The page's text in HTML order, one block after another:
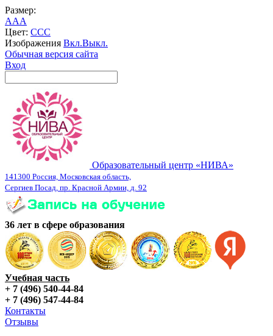
Размер:
AAA
Цвет: CCC
Изображения Вкл.Выкл.
Обычная версия сайта
Вход
Образовательный центр «НИВА»
141300 Россия, Московская область,
Сергиев Посад, пр. Красной Армии, д. 92
36 лет в сфере образования
Учебная часть
+ 7 (496) 540-44-84
+ 7 (496) 547-44-84
Контакты
Отзывы